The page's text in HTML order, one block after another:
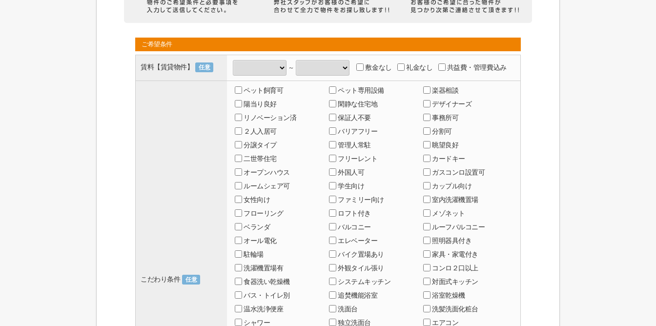
ご希望条件
賃料【賃貸物件】 任意 ～ 敷金なし 礼金なし 共益費・管理費込み
こだわり条件 任意
ペット飼育可 ペット専用設備
楽器相談
陽当り良好
閑静な住宅地
デザイナーズ
リノベーション済
保証人不要
事務所可
２人入居可
バリアフリー
分割可
分譲タイプ
管理人常駐
眺望良好
二世帯住宅
フリーレント
カードキー
オープンハウス
外国人可
ガスコンロ設置可
ルームシェア可
学生向け
カップル向け
女性向け
ファミリー向け
室内洗濯機置場
フローリング
ロフト付き
メゾネット
ベランダ
バルコニー
ルーフバルコニー
オール電化
エレベーター
照明器具付き
駐輪場
バイク置場あり
家具・家電付き
洗濯機置場有
外観タイル張り
コンロ２口以上
食器洗い乾燥機
システムキッチン
対面式キッチン
バス・トイレ別
追焚機能浴室
浴室乾燥機
温水洗浄便座
洗面台
洗髪洗面化粧台
シャワー
独立洗面台
エアコン